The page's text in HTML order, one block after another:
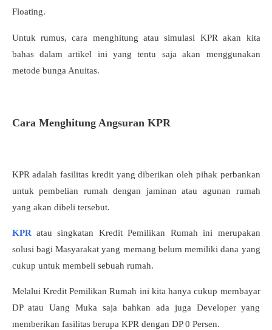
Floating.
Untuk rumus, cara menghitung atau simulasi KPR akan kita
bahas dalam artikel ini yang tentu saja akan menggunakan
metode bunga Anuitas.
Cara Menghitung Angsuran KPR
KPR adalah fasilitas kredit yang diberikan oleh pihak perbankan
untuk pembelian rumah dengan jaminan atau agunan rumah
yang akan dibeli tersebut.
KPR atau singkatan Kredit Pemilikan Rumah ini merupakan
solusi bagi Masyarakat yang memang belum memiliki dana yang
cukup untuk membeli sebuah rumah.
Melalui Kredit Pemilikan Rumah ini kita hanya cukup membayar
DP atau Uang Muka saja bahkan ada juga Developer yang
memberikan fasilitas berupa KPR dengan DP 0 Persen.